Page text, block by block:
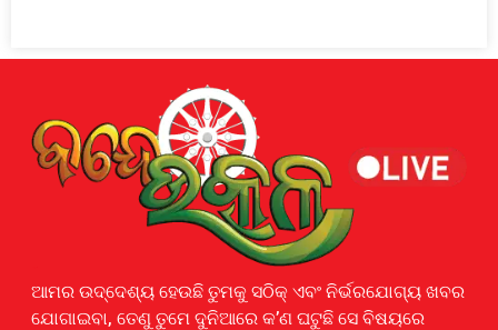
ଆମର ଉଦ୍ଦେଶ୍ୟ ହେଉଛି ତୁମକୁ ସଠିକ୍ ଏବଂ ନିର୍ଭରଯୋଗ୍ୟ ଖବର
ଯୋଗାଇବା, ତେଣୁ ତୁମେ ଦୁନିଆରେ କ’ଣ ଘଟୁଛି ସେ ବିଷୟରେ